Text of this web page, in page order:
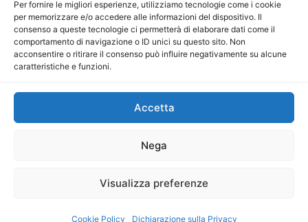
Per fornire le migliori esperienze, utilizziamo tecnologie come i cookie
per memorizzare e/o accedere alle informazioni del dispositivo. Il
consenso a queste tecnologie ci permetterà di elaborare dati come il
comportamento di navigazione o ID unici su questo sito. Non
acconsentire o ritirare il consenso può influire negativamente su alcune
caratteristiche e funzioni.
Accetta
Nega
Visualizza preferenze
Cookie Policy Dichiarazione sulla Privacy
Direttore Editoriale: Maurizio Scaglione
Direttore Responsabile: Maria Calabrese
P.IVA: 06334930820
Mercurio Comunicazione Società Cooperativa a r.l. è
iscritta al Registro degli Operatori di Comunicazione al
Sito gestito daLa Digitale srl–info@ladigitale.it